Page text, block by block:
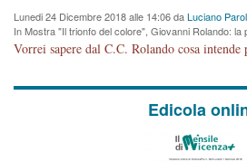
Lunedi 24 Dicembre 2018 alle 14:06 daLuciano
In Mostra "Il trionfo del colore", Giovanni Rolando:
Edicola